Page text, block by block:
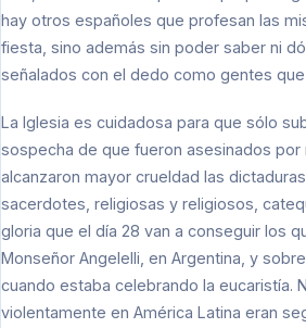
hay otros españoles que profesan las
fiesta, sino además sin poder saber ni
señalados con el dedo como gentes
La Iglesia es cuidadosa para que sólo
sospecha de que fueron asesinados
alcanzaron mayor crueldad las
sacerdotes, religiosas y religiosos,
gloria que el día 28 van a conseguir los
Monseñor Angelelli, en Argentina, y
cuando estaba celebrando la eucaristía.
violentamente en América Latina eran